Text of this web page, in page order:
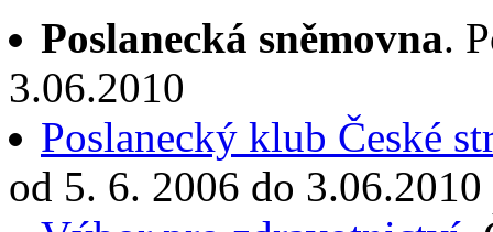
Poslanecká sněmovna.
3.06.2010
Poslanecký klub České
od 5. 6. 2006 do 3.06.2010